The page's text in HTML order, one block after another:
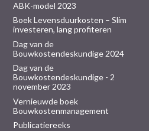
ABK-model 2023
Boek Levensduurkosten – Slim
investeren, lang profiteren
Dag van de
Bouwkostendeskundige 2024
Dag van de
Bouwkostendeskundige - 2
november 2023
Vernieuwde boek
Bouwkostenmanagement
Publicatiereeks